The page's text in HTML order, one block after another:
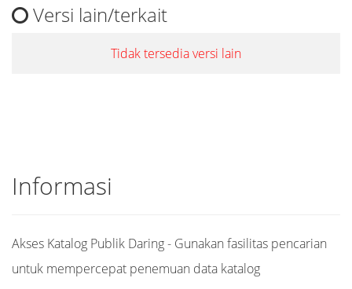
Versi lain/terkait
Tidak tersedia versi lain
Informasi
Akses Katalog Publik Daring - Gunakan fasilitas pencarian
untuk mempercepat penemuan data katalog